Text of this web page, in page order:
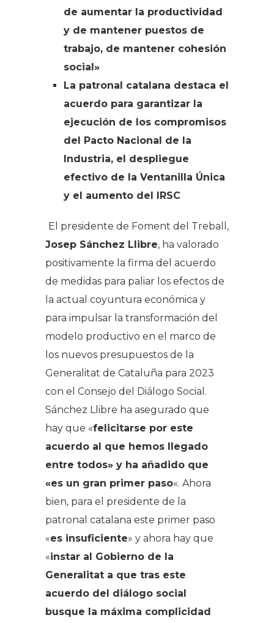
de aumentar la productividad
y de mantener puestos de
trabajo, de mantener cohesión
social»
La patronal catalana destaca el
acuerdo para garantizar la
ejecución de los compromisos
del Pacto Nacional de la
Industria, el despliegue
efectivo de la Ventanilla Única
y el aumento del IRSC
El presidente de Foment del Treball,
Josep Sánchez Llibre, ha valorado
positivamente la firma del acuerdo
de medidas para paliar los efectos de
la actual coyuntura económica y
para impulsar la transformación del
modelo productivo en el marco de
los nuevos presupuestos de la
Generalitat de Cataluña para 2023
con el Consejo del Diálogo Social.
Sánchez Llibre ha asegurado que
hay que «felicitarse por este
acuerdo al que hemos llegado
entre todos» y ha añadido que
«es un gran primer paso«. Ahora
bien, para el presidente de la
patronal catalana este primer paso
«es insuficiente» y ahora hay que
«instar al Gobierno de la
Generalitat a que tras este
acuerdo del diálogo social
busque la máxima complicidad